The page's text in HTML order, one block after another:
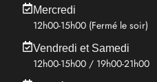
Mercredi
12h00-15h00 (Fermé le soir)
Vendredi et Samedi
12h00-15h00 / 19h00-21h00